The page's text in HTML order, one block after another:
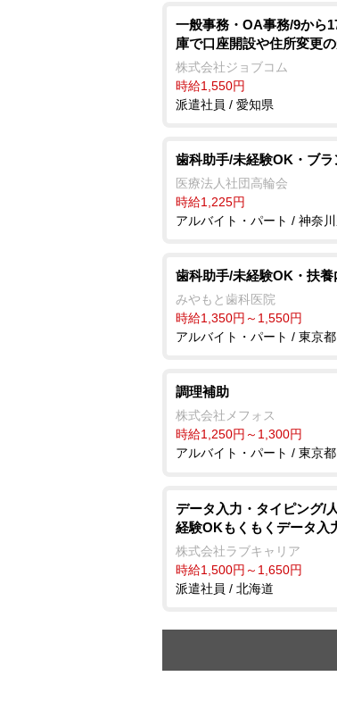
一般事務・OA事務/9から
庫で口座開設や住所変更
株式会社ジョブコム
時給1,550円
派遣社員 / 愛知県
歯科助手/未経験OK・ブラ
医療法人社団高輪会
時給1,225円
アルバイト・パート / 神奈
歯科助手/未経験OK・扶養
みやもと歯科医院
時給1,350円～1,550円
アルバイト・パート / 東京都
調理補助
株式会社メフォス
時給1,250円～1,300円
アルバイト・パート / 東京都
データ入力・タイピング/
経験OKもくもくデータ入
株式会社ラブキャリア
時給1,500円～1,650円
派遣社員 / 北海道